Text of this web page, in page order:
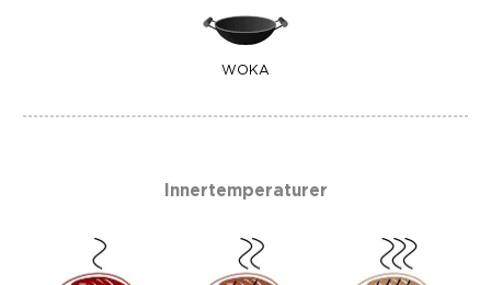
WOKA
Innertemperaturer